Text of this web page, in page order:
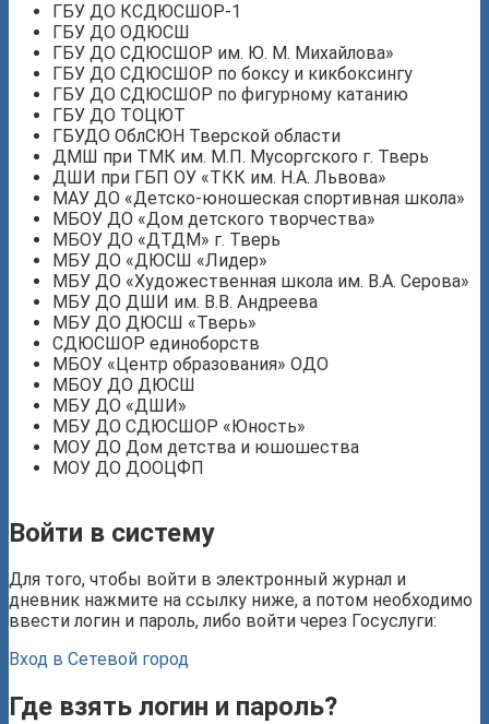
ГБУ ДО КСДЮСШОР-1
ГБУ ДО ОДЮСШ
ГБУ ДО СДЮСШОР им. Ю. М. Михайлова»
ГБУ ДО СДЮСШОР по боксу и кикбоксингу
ГБУ ДО СДЮСШОР по фигурному катанию
ГБУ ДО ТОЦЮТ
ГБУДО ОблСЮН Тверской области
ДМШ при ТМК им. М.П. Мусоргского г. Тверь
ДШИ при ГБП ОУ «ТКК им. Н.А. Львова»
МАУ ДО «Детско-юношеская спортивная школа»
МБОУ ДО «Дом детского творчества»
МБОУ ДО «ДТДМ» г. Тверь
МБУ ДО «ДЮСШ «Лидер»
МБУ ДО «Художественная школа им. В.А. Серова»
МБУ ДО ДШИ им. В.В. Андреева
МБУ ДО ДЮСШ «Тверь»
СДЮСШОР единоборств
МБОУ «Центр образования» ОДО
МБОУ ДО ДЮСШ
МБУ ДО «ДШИ»
МБУ ДО СДЮСШОР «Юность»
МОУ ДО Дом детства и юшошества
МОУ ДО ДООЦФП
Войти в систему
Для того, чтобы войти в электронный журнал и
дневник нажмите на ссылку ниже, а потом необходимо
ввести логин и пароль, либо войти через Госуслуги:
Вход в Сетевой город
Где взять логин и пароль?